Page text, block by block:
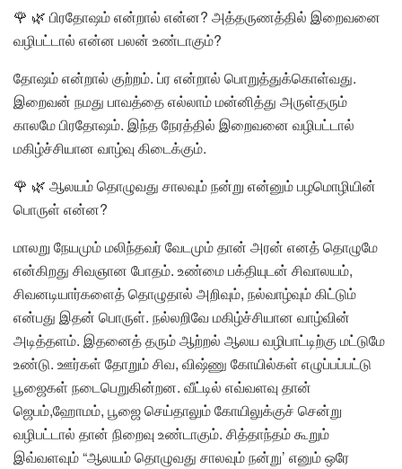
🌹 🌿 பிரதோஷம் என்றால் என்ன? அத்தருணத்தில் இறைவனை
வழிபட்டால் என்ன பலன் உண்டாகும்?
தோஷம் என்றால் குற்றம். ப்ர என்றால் பொறுத்துக்கொள்வது.
இறைவன் நமது பாவத்தை எல்லாம் மன்னித்து அருள்தரும்
காலமே பிரதோஷம். இந்த நேரத்தில் இறைவனை வழிபட்டால்
மகிழ்ச்சியான வாழ்வு கிடைக்கும்.
🌹 🌿 ஆலயம் தொழுவது சாலவும் நன்று என்னும் பழமொழியின்
பொருள் என்ன?
மாலறு நேயமும் மலிந்தவர் வேடமும் தான் அரன் எனத் தொழுமே
என்கிறது சிவஞான போதம். உண்மை பக்தியுடன் சிவாலயம்,
சிவனடியார்களைத் தொழுதால் அறிவும், நல்வாழ்வும் கிட்டும்
என்பது இதன் பொருள். நல்லறிவே மகிழ்ச்சியான வாழ்வின்
அடித்தளம். இதனைத் தரும் ஆற்றல் ஆலய வழிபாட்டிற்கு மட்டுமே
உண்டு. ஊர்கள் தோறும் சிவ, விஷ்ணு கோயில்கள் எழுப்பப்பட்டு
பூஜைகள் நடைபெறுகின்றன. வீட்டில் எவ்வளவு தான்
ஜெபம்,ஹோமம், பூஜை செய்தாலும் கோயிலுக்குச் சென்று
வழிபட்டால் தான் நிறைவு உண்டாகும். சித்தாந்தம் கூறும்
இவ்வளவும் “ஆலயம் தொழுவது சாலவும் நன்று’ எனும் ஒரே